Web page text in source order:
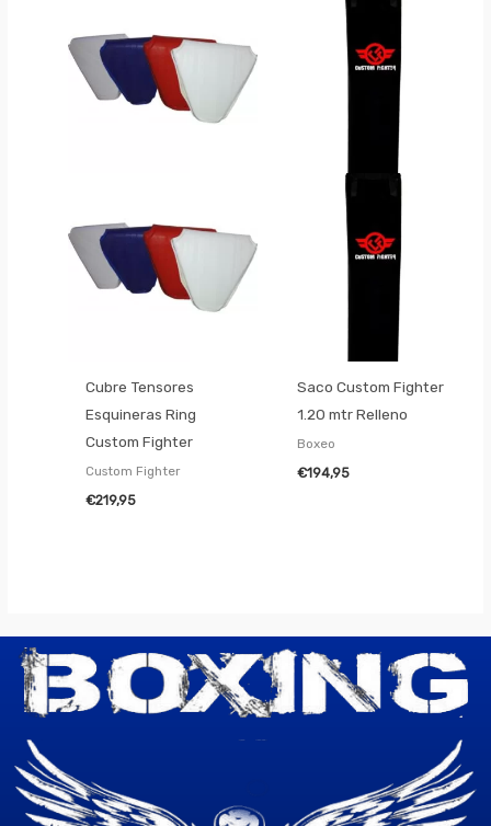
Cubre Tensores
Esquineras Ring
Custom Fighter
Custom Fighter
€219,95
Saco Custom Fighter
1.20 mtr Relleno
Boxeo
€194,95